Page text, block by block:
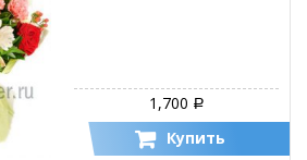
1,700 Р
Купить